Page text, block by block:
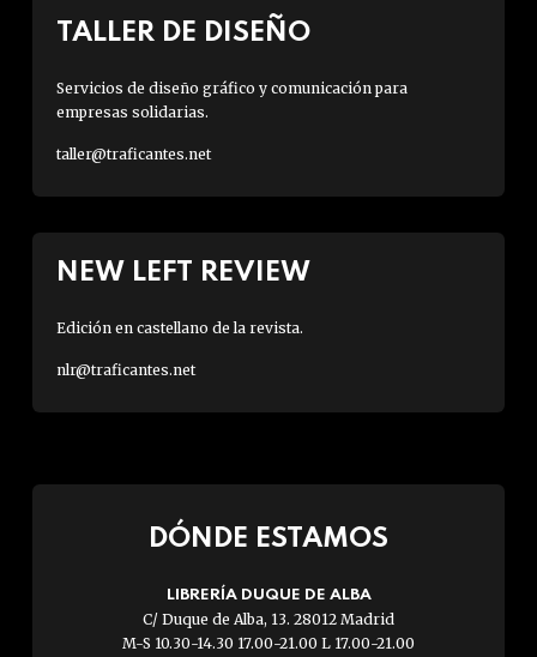
TALLER DE DISEÑO
Servicios de diseño gráfico y comunicación para
empresas solidarias.
taller@traficantes.net
NEW LEFT REVIEW
Edición en castellano de la revista.
nlr@traficantes.net
DÓNDE ESTAMOS
LIBRERÍA DUQUE DE ALBA
C/ Duque de Alba, 13. 28012 Madrid
M-S 10.30-14.30 17.00-21.00 L 17.00-21.00